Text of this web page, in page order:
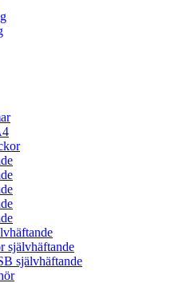
självhäftande
självhäftande